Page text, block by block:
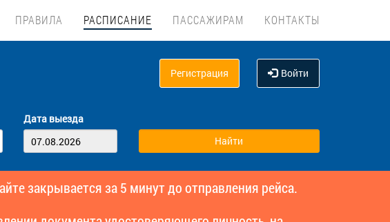
ПРАВИЛА РАСПИСАНИЕ ПАССАЖИРАМ КОНТАКТЫ
Регистрация Войти
Дата выезда
закрывается за 5 минут до отправления рейса.